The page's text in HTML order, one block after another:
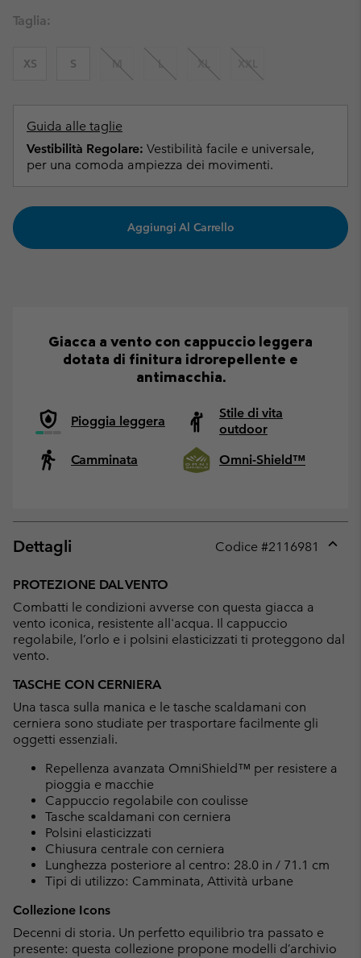
Taglia:
XS S M L XL XXL
Guida alle taglie
Vestibilità Regolare: Vestibilità facile e universale,
per una comoda ampiezza dei movimenti.
Aggiungi Al Carrello
Giacca a vento con cappuccio leggera
dotata di finitura idrorepellente e
antimacchia.
Pioggia leggera
Stile di vita
outdoor
Camminata
Omni-Shield™
Dettagli Codice #2116981
PROTEZIONE DAL VENTO
Combatti le condizioni avverse con questa giacca a
vento iconica, resistente all'acqua. Il cappuccio
regolabile, l’orlo e i polsini elasticizzati ti proteggono dal
vento.
TASCHE CON CERNIERA
Una tasca sulla manica e le tasche scaldamani con
cerniera sono studiate per trasportare facilmente gli
oggetti essenziali.
Repellenza avanzata OmniShield™ per resistere a
pioggia e macchie
Cappuccio regolabile con coulisse
Tasche scaldamani con cerniera
Polsini elasticizzati
Chiusura centrale con cerniera
Lunghezza posteriore al centro: 28.0 in / 71.1 cm
Tipi di utilizzo: Camminata, Attività urbane
Collezione Icons
Decenni di storia. Un perfetto equilibrio tra passato e
presente: questa collezione propone modelli d’archivio